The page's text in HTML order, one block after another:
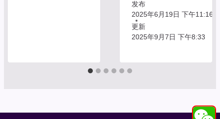
发布
2025年6月19日 下午11:16
更新
2025年9月7日 下午8:33